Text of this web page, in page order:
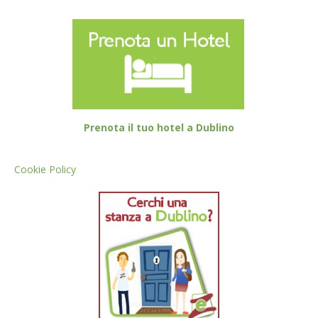
Prenota il tuo hotel a Dublino
Cookie Policy